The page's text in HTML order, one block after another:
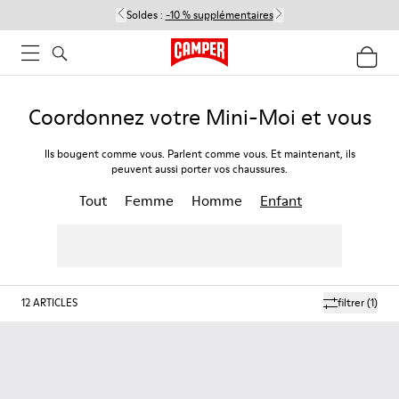
Soldes : -10 % supplémentaires
Coordonnez votre Mini-Moi et vous
Ils bougent comme vous. Parlent comme vous. Et maintenant, ils
peuvent aussi porter vos chaussures.
Tout Femme Homme Enfant
filtrer(1)
12ARTICLES